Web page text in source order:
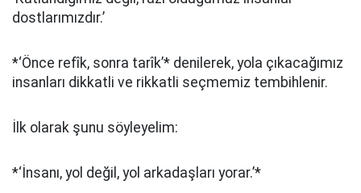
dostlarımızdır.’
*‘Önce refîk, sonra tarîk’* denilerek, yola çıkacağımız
insanları dikkatli ve rikkatli seçmemiz tembihlenir.
İlk olarak şunu söyleyelim:
*‘İnsanı, yol değil, yol arkadaşları yorar.’*